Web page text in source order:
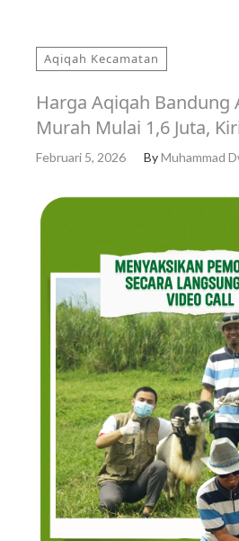
Aqiqah Kecamatan
Harga Aqiqah Bandung
Murah Mulai 1,6 Juta,
Februari 5, 2026 ByMuhammad